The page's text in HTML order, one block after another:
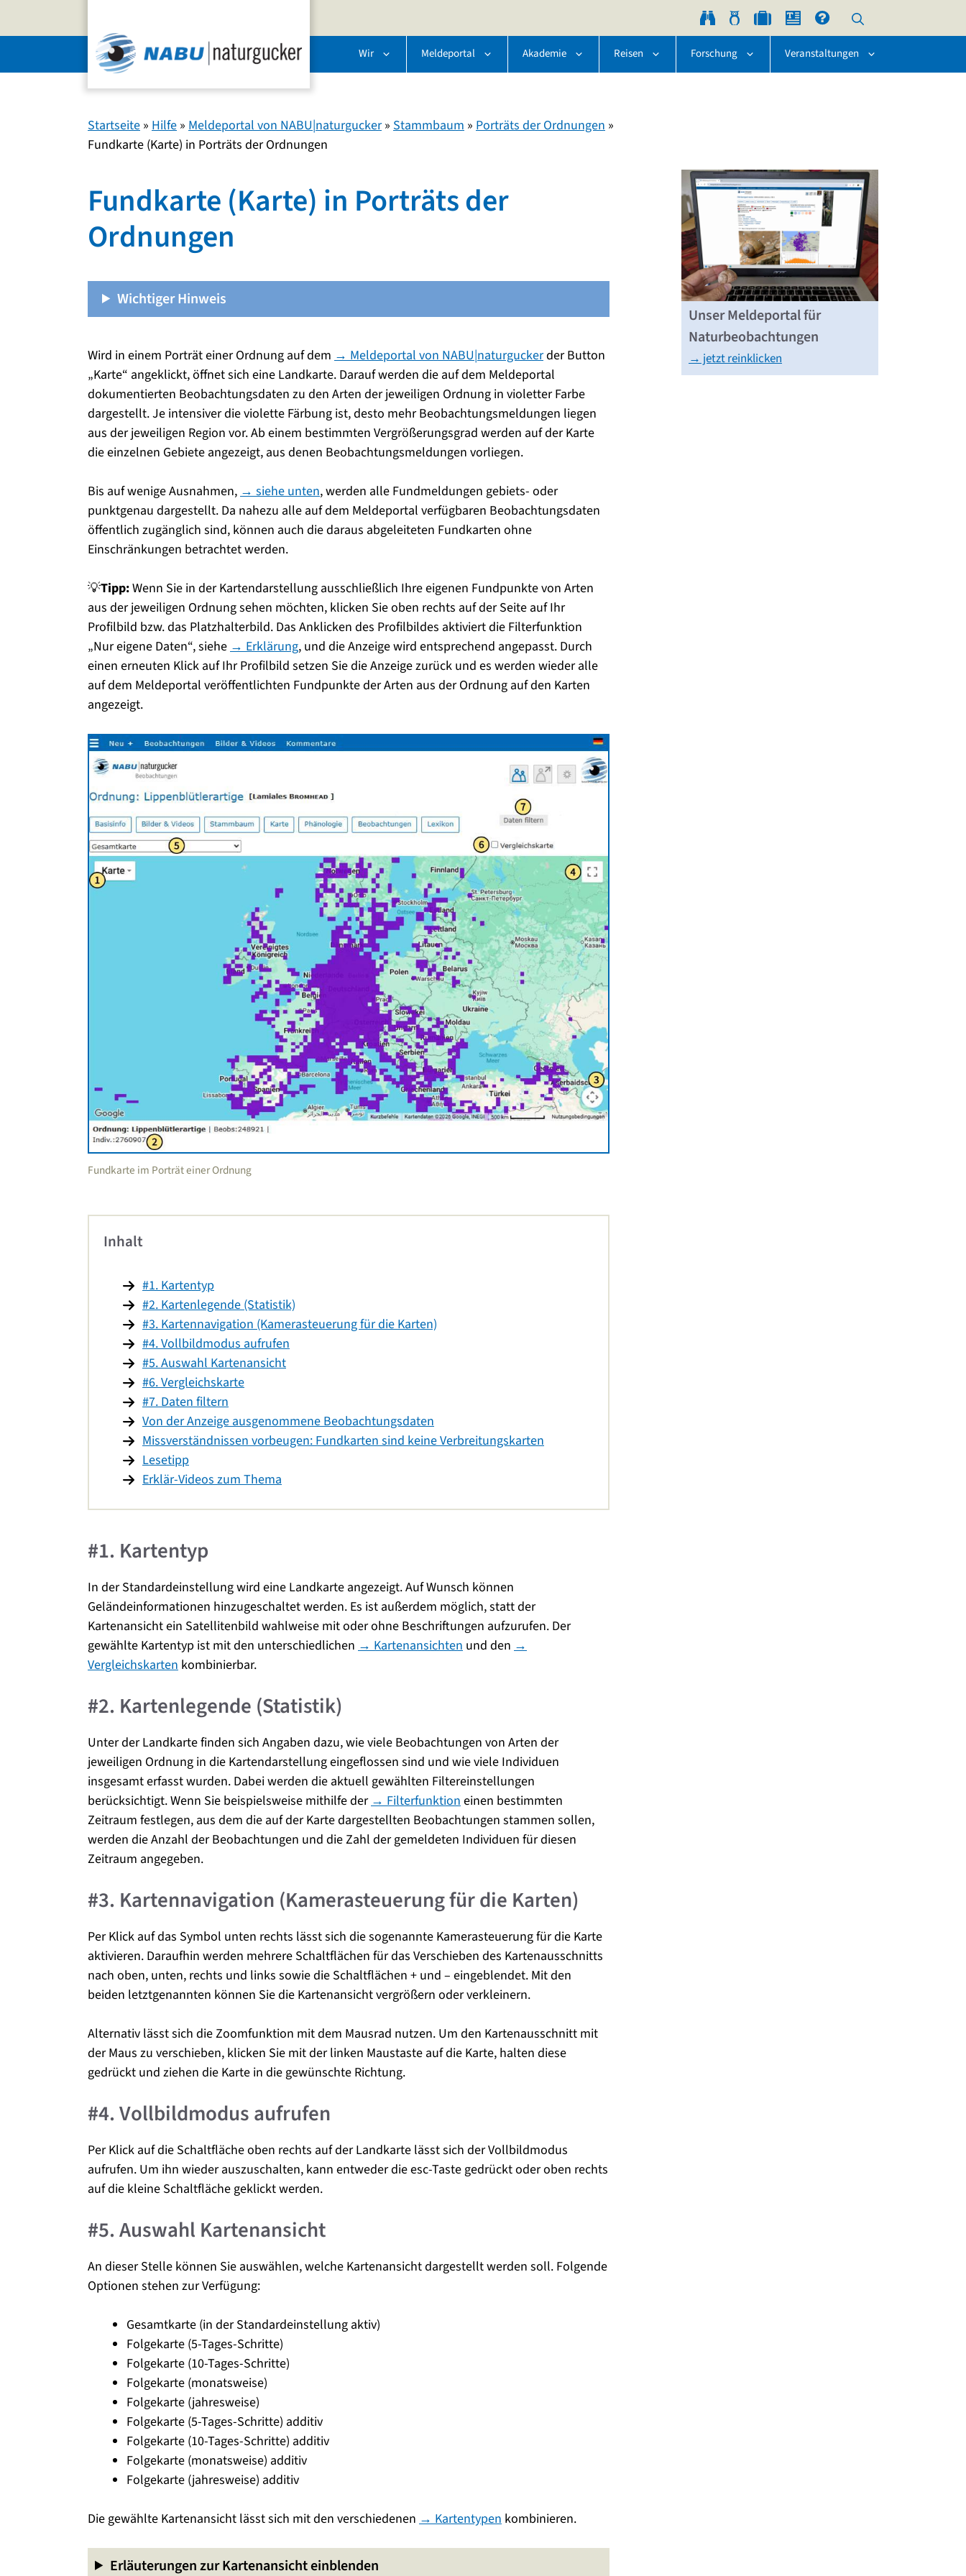
Wir Meldeportal Akademie Reisen Forschung Veranstaltungen
Startseite » Hilfe » Meldeportal von NABU|naturgucker» Stammbaum » Porträts der Ordnungen »
Fundkarte (Karte) in Porträts der Ordnungen
Fundkarte (Karte) in Porträts der
Ordnungen
Wichtiger Hinweis
Wird in einem Porträt einer Ordnung auf dem → Meldeportal von NABU|naturguckerder Button
„Karte“ angeklickt, öffnet sich eine Landkarte. Darauf werden die auf dem Meldeportal
dokumentierten Beobachtungsdaten zu den Arten der jeweiligen Ordnung in violetter Farbe
dargestellt. Je intensiver die violette Färbung ist, desto mehr Beobachtungsmeldungen liegen
aus der jeweiligen Region vor. Ab einem bestimmten Vergrößerungsgrad werden auf der Karte
die einzelnen Gebiete angezeigt, aus denen Beobachtungsmeldungen vorliegen.
Bis auf wenige Ausnahmen, → siehe unten, werden alle Fundmeldungen gebiets- oder
punktgenau dargestellt. Da nahezu alle auf dem Meldeportal verfügbaren Beobachtungsdaten
öffentlich zugänglich sind, können auch die daraus abgeleiteten Fundkarten ohne
Einschränkungen betrachtet werden.
💡Tipp:Wenn Sie in der Kartendarstellung ausschließlich Ihre eigenen Fundpunkte von Arten
aus der jeweiligen Ordnung sehen möchten, klicken Sie oben rechts auf der Seite auf Ihr
Profilbild bzw. das Platzhalterbild. Das Anklicken des Profilbildes aktiviert die Filterfunktion
„Nur eigene Daten“, siehe → Erklärung, und die Anzeige wird entsprechend angepasst. Durch
einen erneuten Klick auf Ihr Profilbild setzen Sie die Anzeige zurück und es werden wieder alle
auf dem Meldeportal veröffentlichten Fundpunkte der Arten aus der Ordnung auf den Karten
angezeigt.
Fundkarte im Porträt einer Ordnung
Inhalt
#1. Kartentyp
#2. Kartenlegende (Statistik)
#3. Kartennavigation (Kamerasteuerung für die Karten)
#4. Vollbildmodus aufrufen
#5. Auswahl Kartenansicht
#6. Vergleichskarte
#7. Daten filtern
Von der Anzeige ausgenommene Beobachtungsdaten
Missverständnissen vorbeugen: Fundkarten sind keine Verbreitungskarten
Lesetipp
Erklär-Videos zum Thema
#1. Kartentyp
In der Standardeinstellung wird eine Landkarte angezeigt. Auf Wunsch können
Geländeinformationen hinzugeschaltet werden. Es ist außerdem möglich, statt der
Kartenansicht ein Satellitenbild wahlweise mit oder ohne Beschriftungen aufzurufen. Der
gewählte Kartentyp ist mit den unterschiedlichen → Kartenansichten und den →
Vergleichskarten kombinierbar.
#2. Kartenlegende (Statistik)
Unter der Landkarte finden sich Angaben dazu, wie viele Beobachtungen von Arten der
jeweiligen Ordnung in die Kartendarstellung eingeflossen sind und wie viele Individuen
insgesamt erfasst wurden. Dabei werden die aktuell gewählten Filtereinstellungen
berücksichtigt. Wenn Sie beispielsweise mithilfe der → Filterfunktion einen bestimmten
Zeitraum festlegen, aus dem die auf der Karte dargestellten Beobachtungen stammen sollen,
werden die Anzahl der Beobachtungen und die Zahl der gemeldeten Individuen für diesen
Zeitraum angegeben.
#3. Kartennavigation (Kamerasteuerung für die Karten)
Per Klick auf das Symbol unten rechts lässt sich die sogenannte Kamerasteuerung für die Karte
aktivieren. Daraufhin werden mehrere Schaltflächen für das Verschieben des Kartenausschnitts
nach oben, unten, rechts und links sowie die Schaltflächen + und – eingeblendet. Mit den
beiden letztgenannten können Sie die Kartenansicht vergrößern oder verkleinern.
Alternativ lässt sich die Zoomfunktion mit dem Mausrad nutzen. Um den Kartenausschnitt mit
der Maus zu verschieben, klicken Sie mit der linken Maustaste auf die Karte, halten diese
gedrückt und ziehen die Karte in die gewünschte Richtung.
#4. Vollbildmodus aufrufen
Per Klick auf die Schaltfläche oben rechts auf der Landkarte lässt sich der Vollbildmodus
aufrufen. Um ihn wieder auszuschalten, kann entweder die esc-Taste gedrückt oder oben rechts
auf die kleine Schaltfläche geklickt werden.
#5. Auswahl Kartenansicht
An dieser Stelle können Sie auswählen, welche Kartenansicht dargestellt werden soll. Folgende
Optionen stehen zur Verfügung:
Gesamtkarte (in der Standardeinstellung aktiv)
Folgekarte (5-Tages-Schritte)
Folgekarte (10-Tages-Schritte)
Folgekarte (monatsweise)
Folgekarte (jahresweise)
Folgekarte (5-Tages-Schritte) additiv
Folgekarte (10-Tages-Schritte) additiv
Folgekarte (monatsweise) additiv
Folgekarte (jahresweise) additiv
Die gewählte Kartenansicht lässt sich mit den verschiedenen → Kartentypen kombinieren.
Erläuterungen zur Kartenansicht einblenden
Unser Meldeportal für
Naturbeobachtungen
→ jetzt reinklicken